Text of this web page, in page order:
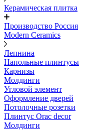
Керамическая плитка
Производство Россия
Modern Ceramics
Лепнина
Напольные плинтусы
Карнизы
Молдинги
Угловой элемент
Оформление дверей
Потолочные розетки
Плинтус Orac decor
Молдинги